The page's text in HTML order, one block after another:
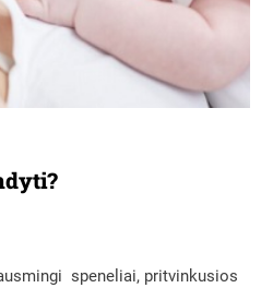
speneliai, pritvinkusios